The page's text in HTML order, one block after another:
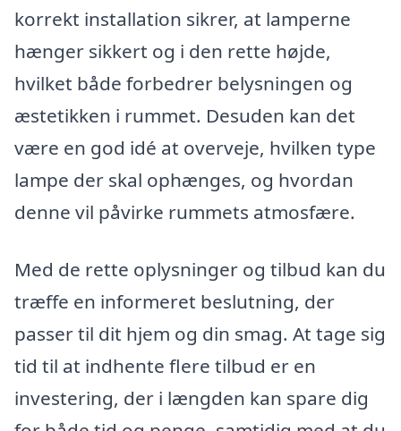
korrekt installation sikrer, at lamperne
hænger sikkert og i den rette højde,
hvilket både forbedrer belysningen og
æstetikken i rummet. Desuden kan det
være en god idé at overveje, hvilken type
lampe der skal ophænges, og hvordan
denne vil påvirke rummets atmosfære.
Med de rette oplysninger og tilbud kan du
træffe en informeret beslutning, der
passer til dit hjem og din smag. At tage sig
tid til at indhente flere tilbud er en
investering, der i længden kan spare dig